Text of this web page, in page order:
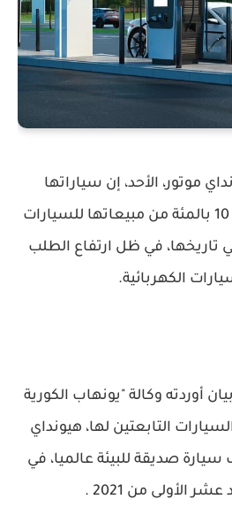
موتور، الأحد، إن سياراتها
الصديقة للبيئة تخطت 10 بالمئة من مبيعاتها للسيارات
تاريخها، في ظل ارتفاع الطلب
الكهربائية.
أوردته وكالة "يونهاب الكورية
التابعتين لها، هيونداي
باعتا 656.479 ألف سيارة صديقة للبيئة عالميا، في
الأولى من 2021 .